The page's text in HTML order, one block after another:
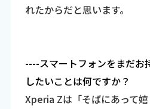
れたからだと思います。
----スマートフォンをまだお
したいことは何ですか？
Xperia Zは「そばにあって